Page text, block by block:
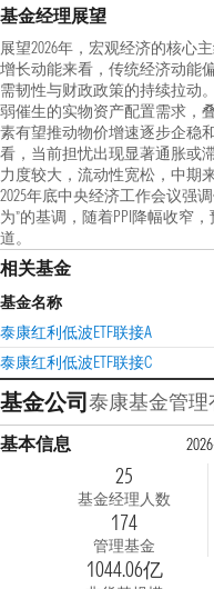
基金经理展望
展望2026年，宏观经济的核心
增长动能来看，传统经济动能
需韧性与财政政策的持续拉动
弱催生的实物资产配置需求
素有望推动物价增速逐步企稳
看，当前担忧出现显著通胀或
力度较大，流动性宽松，中期
2025年底中央经济工作会议强
为”的基调，随着PPI降幅收窄
道。
相关基金
基金名称
泰康红利低波ETF联接A
泰康红利低波ETF联接C
基金公司泰康基金管理
基本信息
25
基金经理人数
174
管理基金
1044.06亿